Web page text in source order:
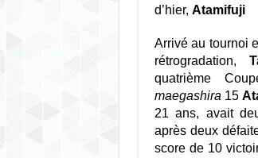
d’hier, Atamifuji
Arrivé au tournoi
rétrogradation,
quatrième
maegashira 15
21 ans, avait
après deux
score de 10